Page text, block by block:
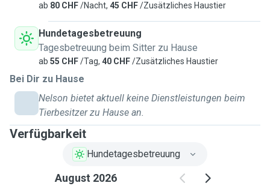
ab 80 CHF/Nacht, 45 CHF/Zusätzliches Haustier
Hundetagesbetreuung
Tagesbetreuung beim Sitter zu Hause
ab 55 CHF/Tag, 40 CHF/Zusätzliches Haustier
Bei Dir zu Hause
Nelson bietet aktuell keine Dienstleistungen beim
Tierbesitzer zu Hause an.
Verfügbarkeit
Hundetagesbetreuung
August 2026